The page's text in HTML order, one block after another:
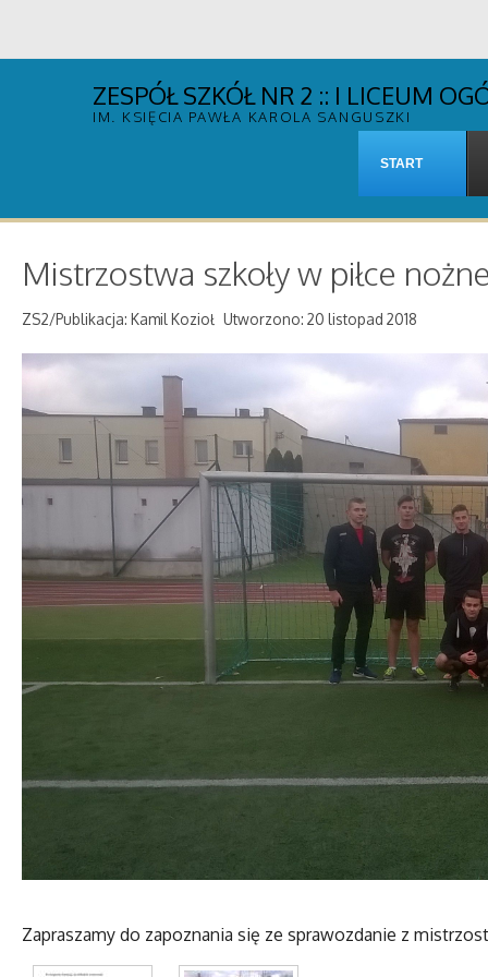
ZESPÓŁ SZKÓŁ NR 2 :: I LICEUM
IM. KSIĘCIA PAWŁA KAROLA SANGUSZKI
START
Mistrzostwa szkoły w piłce
ZS2/Publikacja: Kamil Kozioł Utworzono: 20 listopad 2018
Zapraszamy do zapoznania się ze sprawozdanie z